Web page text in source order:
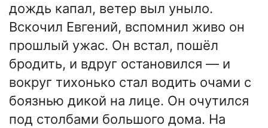
дождь капал, ветер выл уныло.
Вскочил Евгений, вспомнил живо он
прошлый ужас. Он встал, пошёл
бродить, и вдруг остановился — и
вокруг тихонько стал водить очами с
боязнью дикой на лице. Он очутился
под столбами большого дома. На